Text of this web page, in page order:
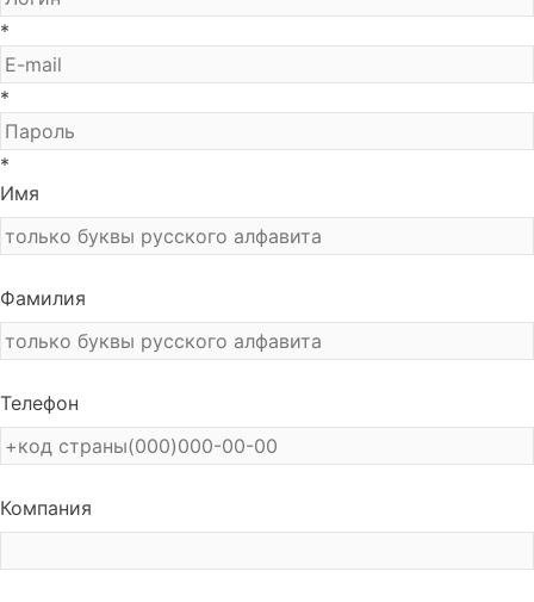
*
*
*
Имя
Фамилия
Телефон
Компания